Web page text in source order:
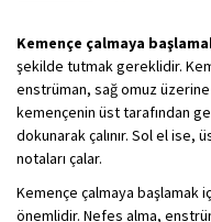
Kemençe çalmaya
şekilde tutmak gereklidir.
enstrüman, sağ omuz
kemençenin üst tarafından
dokunarak çalınır. Sol el
notaları çalar.
Kemençe çalmaya başlamak
önemlidir. Nefes alma,